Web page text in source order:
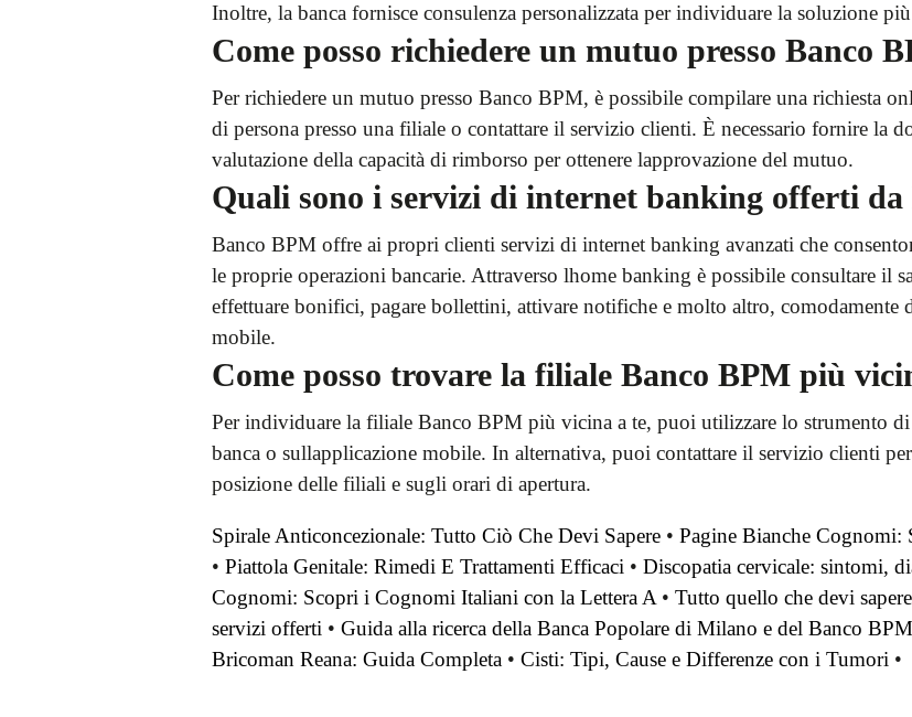
Inoltre, la banca fornisce consulenza personalizzata per individuare la soluzione
Come posso richiedere un mutuo presso Banco
Per richiedere un mutuo presso Banco BPM, è possibile compilare una richiesta
di persona presso una filiale o contattare il servizio clienti. È necessario fornire la
valutazione della capacità di rimborso per ottenere lapprovazione del mutuo.
Quali sono i servizi di internet banking offerti da
Banco BPM offre ai propri clienti servizi di internet banking avanzati che
le proprie operazioni bancarie. Attraverso lhome banking è possibile consultare il
effettuare bonifici, pagare bollettini, attivare notifiche e molto altro, comodamente
mobile.
Come posso trovare la filiale Banco BPM più
Per individuare la filiale Banco BPM più vicina a te, puoi utilizzare lo strumento
banca o sullapplicazione mobile. In alternativa, puoi contattare il servizio clienti
posizione delle filiali e sugli orari di apertura.
Spirale Anticoncezionale: Tutto Ciò Che Devi Sapere • Pagine Bianche
• Piattola Genitale: Rimedi E Trattamenti Efficaci • Discopatia cervicale: sintomi,
Cognomi: Scopri i Cognomi Italiani con la Lettera A • Tutto quello che devi
servizi offerti • Guida alla ricerca della Banca Popolare di Milano e del Banco
Bricoman Reana: Guida Completa • Cisti: Tipi, Cause e Differenze con i Tumori •